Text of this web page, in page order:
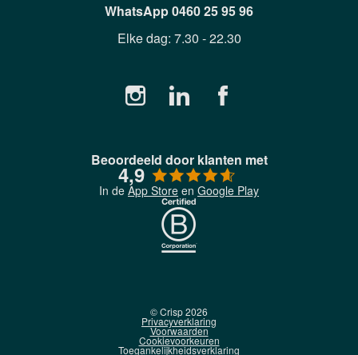
WhatsApp0460 25 95 96
Elke dag: 7.30 - 22.30
Beoordeeld door klanten met
4,9
In de App Store en Google Play
© Crisp2026
Privacyverklaring
Voorwaarden
Cookievoorkeuren
Toegankelijkheidsverklaring